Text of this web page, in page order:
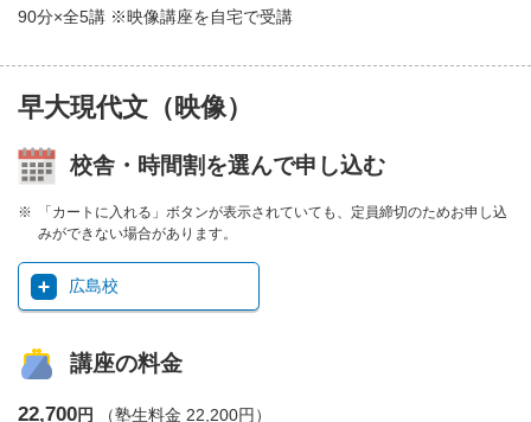
90分×全5講 ※映像講座を自宅で受講
早大現代文（映像）
校舎・時間割を選んで申し込む
「カートに入れる」ボタンが表示されていても、定員締切のためお申し込
みができない場合があります。
広島校
講座の料金
22,700円 （塾生料金 22,200円）